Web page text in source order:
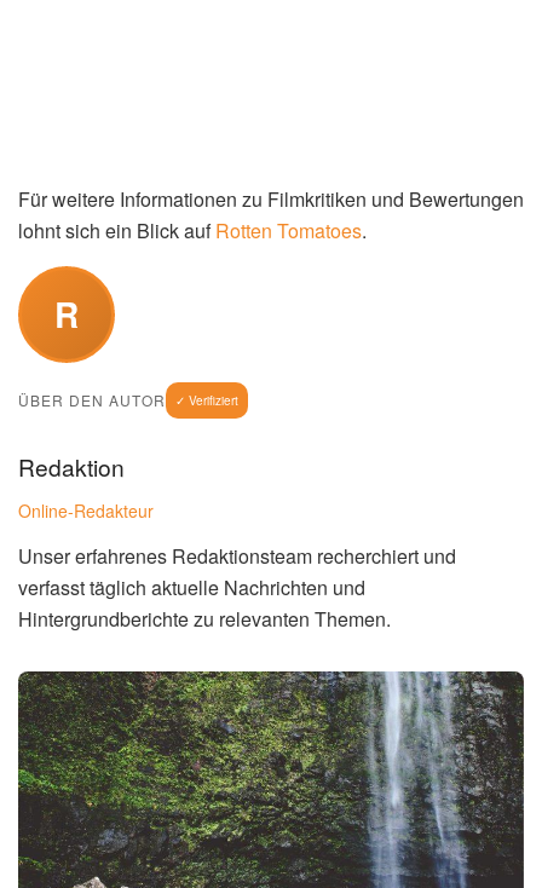
Für weitere Informationen zu Filmkritiken und Bewertungen
lohnt sich ein Blick aufRotten Tomatoes.
R
ÜBER DEN AUTOR ✓ Verifiziert
Redaktion
Online-Redakteur
Unser erfahrenes Redaktionsteam recherchiert und
verfasst täglich aktuelle Nachrichten und
Hintergrundberichte zu relevanten Themen.